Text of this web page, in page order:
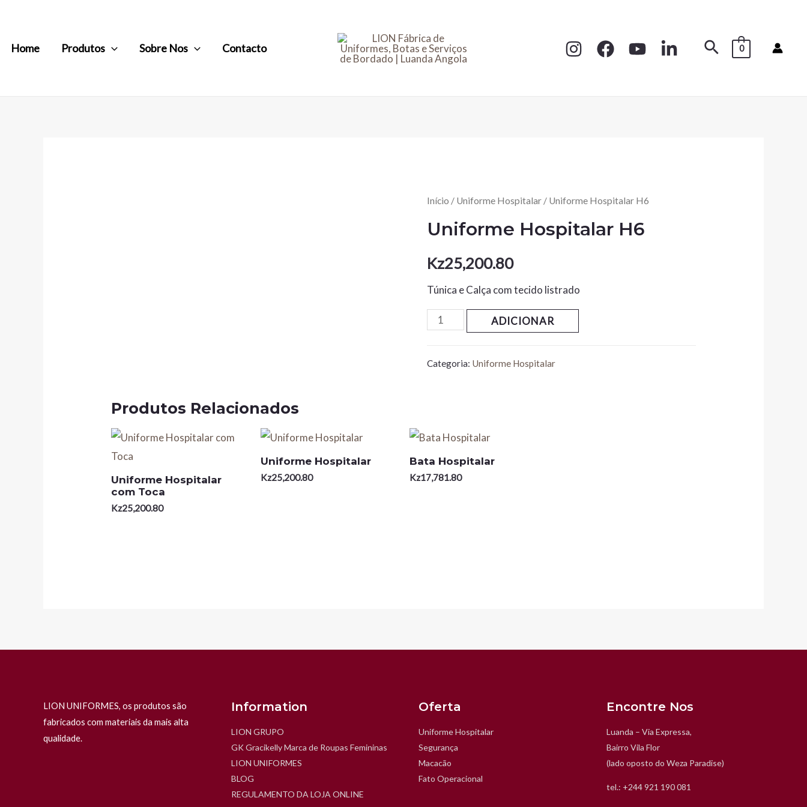
Home Produtos Sobre Nos Contacto 0
Início / Uniforme Hospitalar/ Uniforme Hospitalar H6
Uniforme Hospitalar H6
Kz25,200.80
Túnica e Calça com tecido listrado
ADICIONAR
Categoria: Uniforme Hospitalar
Produtos Relacionados
Uniforme Hospitalar
com Toca
Kz25,200.80
Uniforme Hospitalar
Kz25,200.80
Bata Hospitalar
Kz17,781.80
LION UNIFORMES, os produtos são
fabricados com materiais da mais alta
qualidade.
Information
LION GRUPO
GK Gracikelly Marca de Roupas Femininas
LION UNIFORMES
BLOG
REGULAMENTO DA LOJA ONLINE
Oferta
Uniforme Hospitalar
Segurança
Macacão
Fato Operacional
Encontre Nos
Luanda – Via Expressa,
Bairro Vila Flor
(lado oposto do Weza Paradise)
tel.: +244 921 190 081